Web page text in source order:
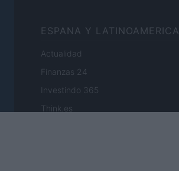
ESPANA Y LATINOAMERICA
Actualidad
Finanzas 24
Investindo 365
Think.es